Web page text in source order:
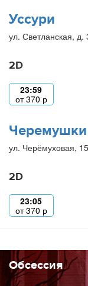
Уссури
ул. Светланская, д.
2D
23:59
от370 р
Черемушки
ул. Черёмуховая,
2D
23:05
от370 р
Обсессия